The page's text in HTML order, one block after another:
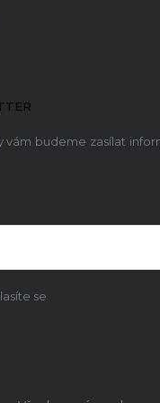
vám budeme zasílat
se